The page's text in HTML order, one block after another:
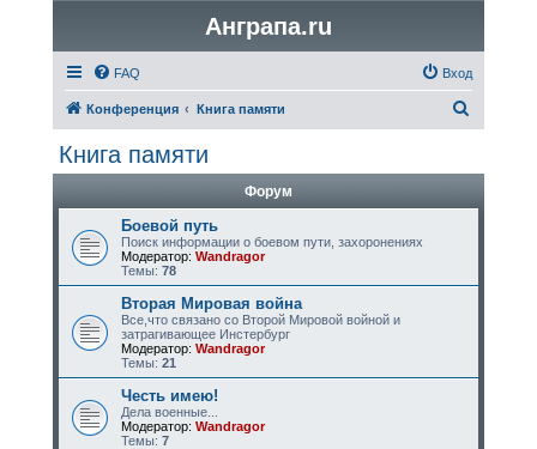
Анграпа.ru
FAQ Вход
Конференция Книга памяти
Книга памяти
Форум
Боевой путь
Поиск информации о боевом пути, захоронениях
Модератор: Wandragor
Темы: 78
Вторая Мировая война
Все,что связано со Второй Мировой войной и
затрагивающее Инстербург
Модератор: Wandragor
Темы: 21
Честь имею!
Дела военные...
Модератор: Wandragor
Темы: 7